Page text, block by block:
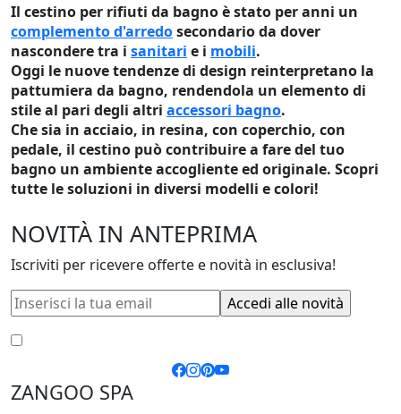
Il cestino per rifiuti da bagno è stato per anni un
complemento d'arredosecondario da dover
nascondere tra i sanitari e i mobili.
Oggi le nuove tendenze di design reinterpretano la
pattumiera da bagno, rendendola un elemento di
stile al pari degli altri accessori bagno.
Che sia in acciaio, in resina, con coperchio, con
pedale, il cestino può contribuire a fare del tuo
bagno un ambiente accogliente ed originale. Scopri
tutte le soluzioni in diversi modelli e colori!
NOVITÀ IN ANTEPRIMA
Iscriviti per ricevere offerte e novità in esclusiva!
ZANGOO SPA